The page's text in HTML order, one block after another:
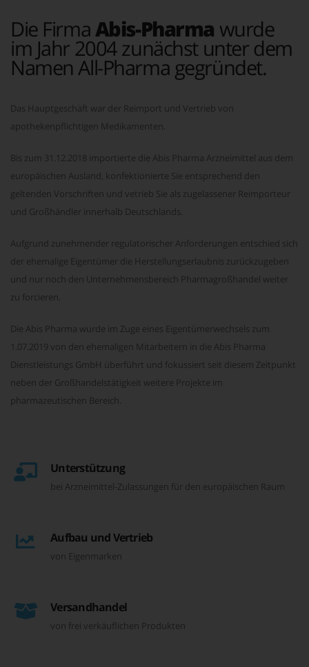
Die Firma Abis-Pharma wurde
im Jahr 2004 zunächst unter dem
Namen All-Pharma gegründet.
Das Hauptgeschäft war der Reimport und Vertrieb von
apothekenpflichtigen Medikamenten.
Bis zum 31.12.2018 importierte die Abis Pharma Arzneimittel aus dem
europäischen Ausland, konfektionierte Sie entsprechend den
geltenden Vorschriften und vetrieb Sie als zugelassener Reimporteur
und Großhändler innerhalb Deutschlands.
Aufgrund zunehmender regulatorischer Anforderungen entschied sich
der ehemalige Eigentümer die Herstellungserlaubnis zurückzugeben
und nur noch den Unternehmensbereich Pharmagroßhandel weiter
zu forcieren.
Die Abis Pharma wurde im Zuge eines Eigentümerwechsels zum
1.07.2019 von den ehemaligen Mitarbeitern in die Abis Pharma
Dienstleistungs GmbH überführt und fokussiert seit diesem Zeitpunkt
neben der Großhandelstätigkeit weitere Projekte im
pharmazeutischen Bereich.
Unterstützung
bei Arzneimittel-Zulassungen für den europäischen Raum
Aufbau und Vertrieb
von Eigenmarken
Versandhandel
von frei verkäuflichen Produkten